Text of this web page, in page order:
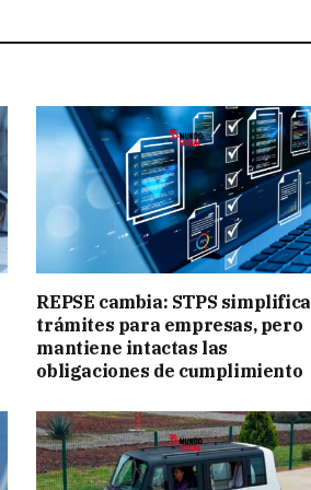
REPSE cambia: STPS simplifica
trámites para empresas, pero
mantiene intactas las
obligaciones de cumplimiento